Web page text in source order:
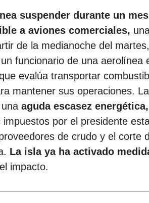
suspender durante un
a aviones comerciales,
de la medianoche del
funcionario de una aerolínea
evalúa transportar
mantener sus operaciones.
aguda escasez energética,
impuestos por el presidente
de crudo y el corte
La isla ya ha activado
impacto.